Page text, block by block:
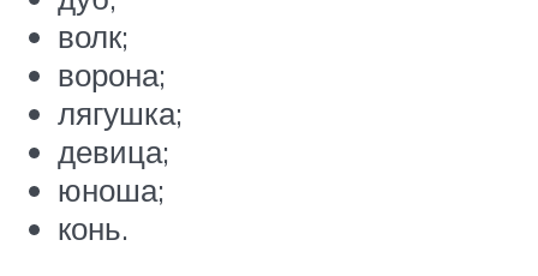
волк;
ворона;
лягушка;
девица;
юноша;
конь.